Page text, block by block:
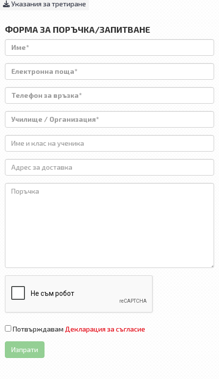
Указания за третиране
ФОРМА ЗА ПОРЪЧКА/ЗАПИТВАНЕ
Потвърждавам Декларация за съгласие
Изпрати